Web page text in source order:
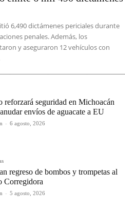
6,490 dictámenes periciales durante
penales. Además, los
y aseguraron 12 vehículos con
reforzará seguridad en Michoacán
envíos de aguacate a EU
- 6 agosto, 2026
regreso de bombos y trompetas al
Corregidora
- 5 agosto, 2026